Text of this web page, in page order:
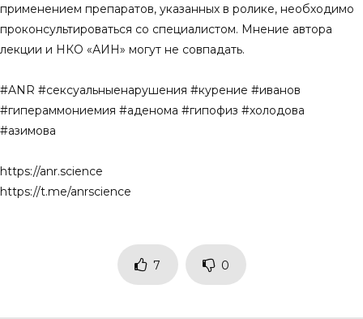
применением препаратов, указанных в ролике, необходимо
проконсультироваться со специалистом. Мнение автора
лекции и НКО «АИН» могут не совпадать.
#ANR #сексуальныенарушения #курение #иванов
#гипераммониемия #аденома #гипофиз #холодова
#азимова
https://anr.science
https://t.me/anrscience
7 0